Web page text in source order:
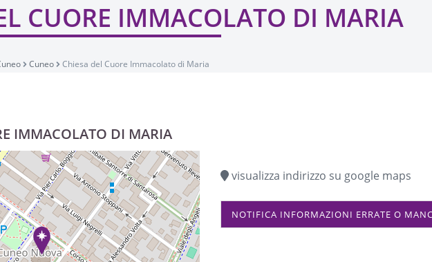
CUORE IMMACOLATO DI MARIA
Cuneo Chiesa del Cuore Immacolato di Maria
IMMACOLATO DI MARIA
visualizza indirizzo su google maps
NOTIFICA INFORMAZIONI ERRATE O